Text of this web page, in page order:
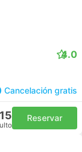
4.0
Cancelación gratis
Reservar